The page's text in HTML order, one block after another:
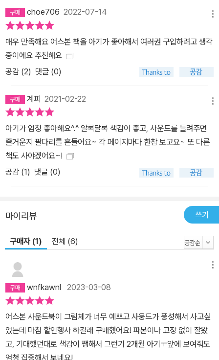
choe706 2022-07-14
매우 만족해요 어스본 책을 아기가 좋아해서 여러권 구입하려고 생각
중이에요 추천해요
공감 (2) 댓글 (0)
계피 2021-02-22
아기가 엄청 좋아해요^.^ 알록달록 색감이 좋고, 사운드를 들려주면
즐거운지 팔다리를 흔들어요~ 각 페이지마다 한참 보고요~ 또 다른
책도 사야겠어요~!
공감 (1) 댓글 (0)
마이리뷰 쓰기
구매자 (1) 전체 (6)
wnfkawnl 2023-03-08
어스본 사운드북이 그림체가 너무 예쁘고 사웅드가 풍성해서 사고싶
었는데 마침 할인행사 하길래 구매했어요! 파본이나 고장 없이 잘왔
고, 기대했던대로 색감이 쨍해서 그런기 2개월 아기ㅜ앞에 보여줘도
엄청 집중해서 보네요!